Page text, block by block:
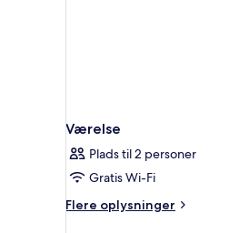
Værelse
Plads til 2 personer
Gratis Wi-Fi
Flere oplysninger
Flere